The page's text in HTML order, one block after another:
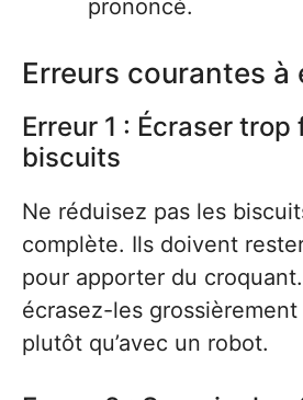
prononcé.
Erreurs courantes à
Erreur 1 : Écraser
biscuits
Ne réduisez pas les
complète. Ils doivent
pour apporter du
écrasez-les
plutôt qu’avec un robot.